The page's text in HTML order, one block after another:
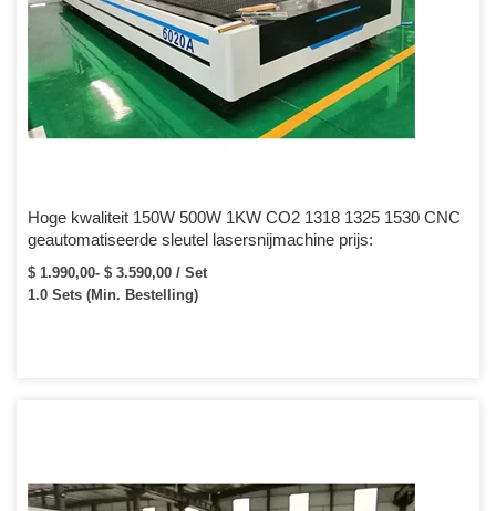
Hoge kwaliteit 150W 500W 1KW CO2 1318 1325 1530 CNC
geautomatiseerde sleutel lasersnijmachine prijs:
$ 1.990,00- $ 3.590,00 / Set
1.0 Sets (Min. Bestelling)